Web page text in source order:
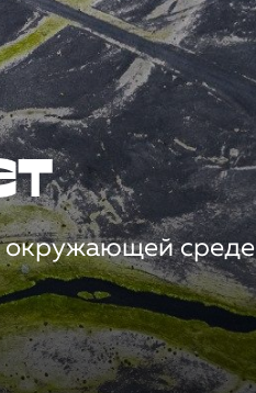
среде